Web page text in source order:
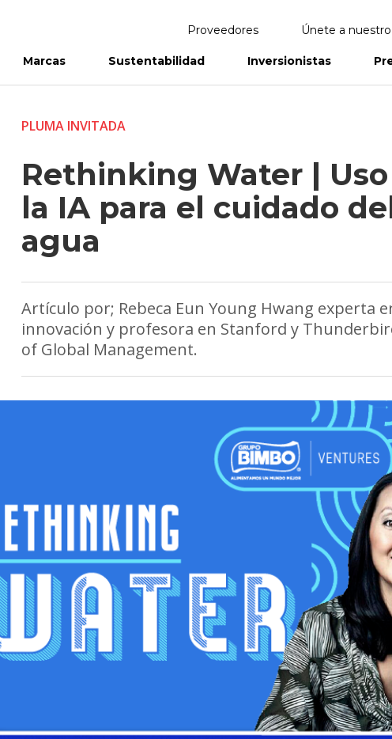
Proveedores Únete a
Marcas Sustentabilidad Inversionistas
PLUMA INVITADA
Rethinking Water |
la IA para el cuidado
agua
Artículo por; Rebeca Eun Young Hwang experta
innovación y profesora en Stanford y
of Global Management.